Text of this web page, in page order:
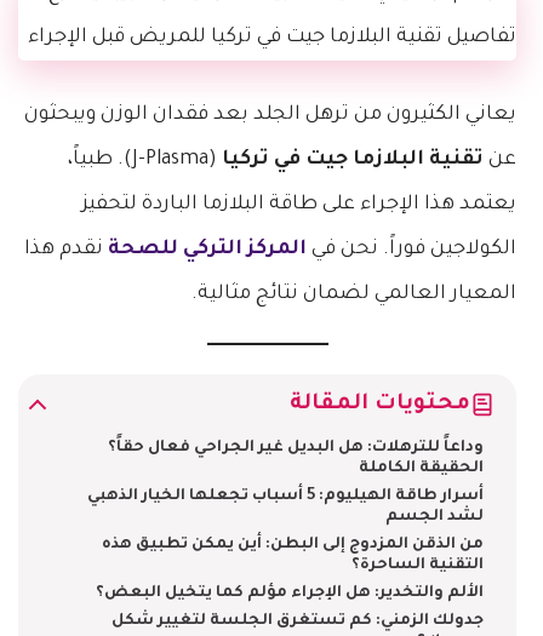
يعاني الكثيرون من ترهل الجلد بعد فقدان الوزن ويبحثون
عن تقنية البلازما جيت في تركيا (J-Plasma). طبياً،
يعتمد هذا الإجراء على طاقة البلازما الباردة لتحفيز
الكولاجين فوراً. نحن في المركز التركي للصحة نقدم هذا
المعيار العالمي لضمان نتائج مثالية.
محتويات المقالة
​وداعاً للترهلات: هل البديل غير الجراحي فعال حقاً؟
الحقيقة الكاملة
​أسرار طاقة الهيليوم: 5 أسباب تجعلها الخيار الذهبي
لشد الجسم
​من الذقن المزدوج إلى البطن: أين يمكن تطبيق هذه
التقنية الساحرة؟
​الألم والتخدير: هل الإجراء مؤلم كما يتخيل البعض؟
​جدولك الزمني: كم تستغرق الجلسة لتغيير شكل